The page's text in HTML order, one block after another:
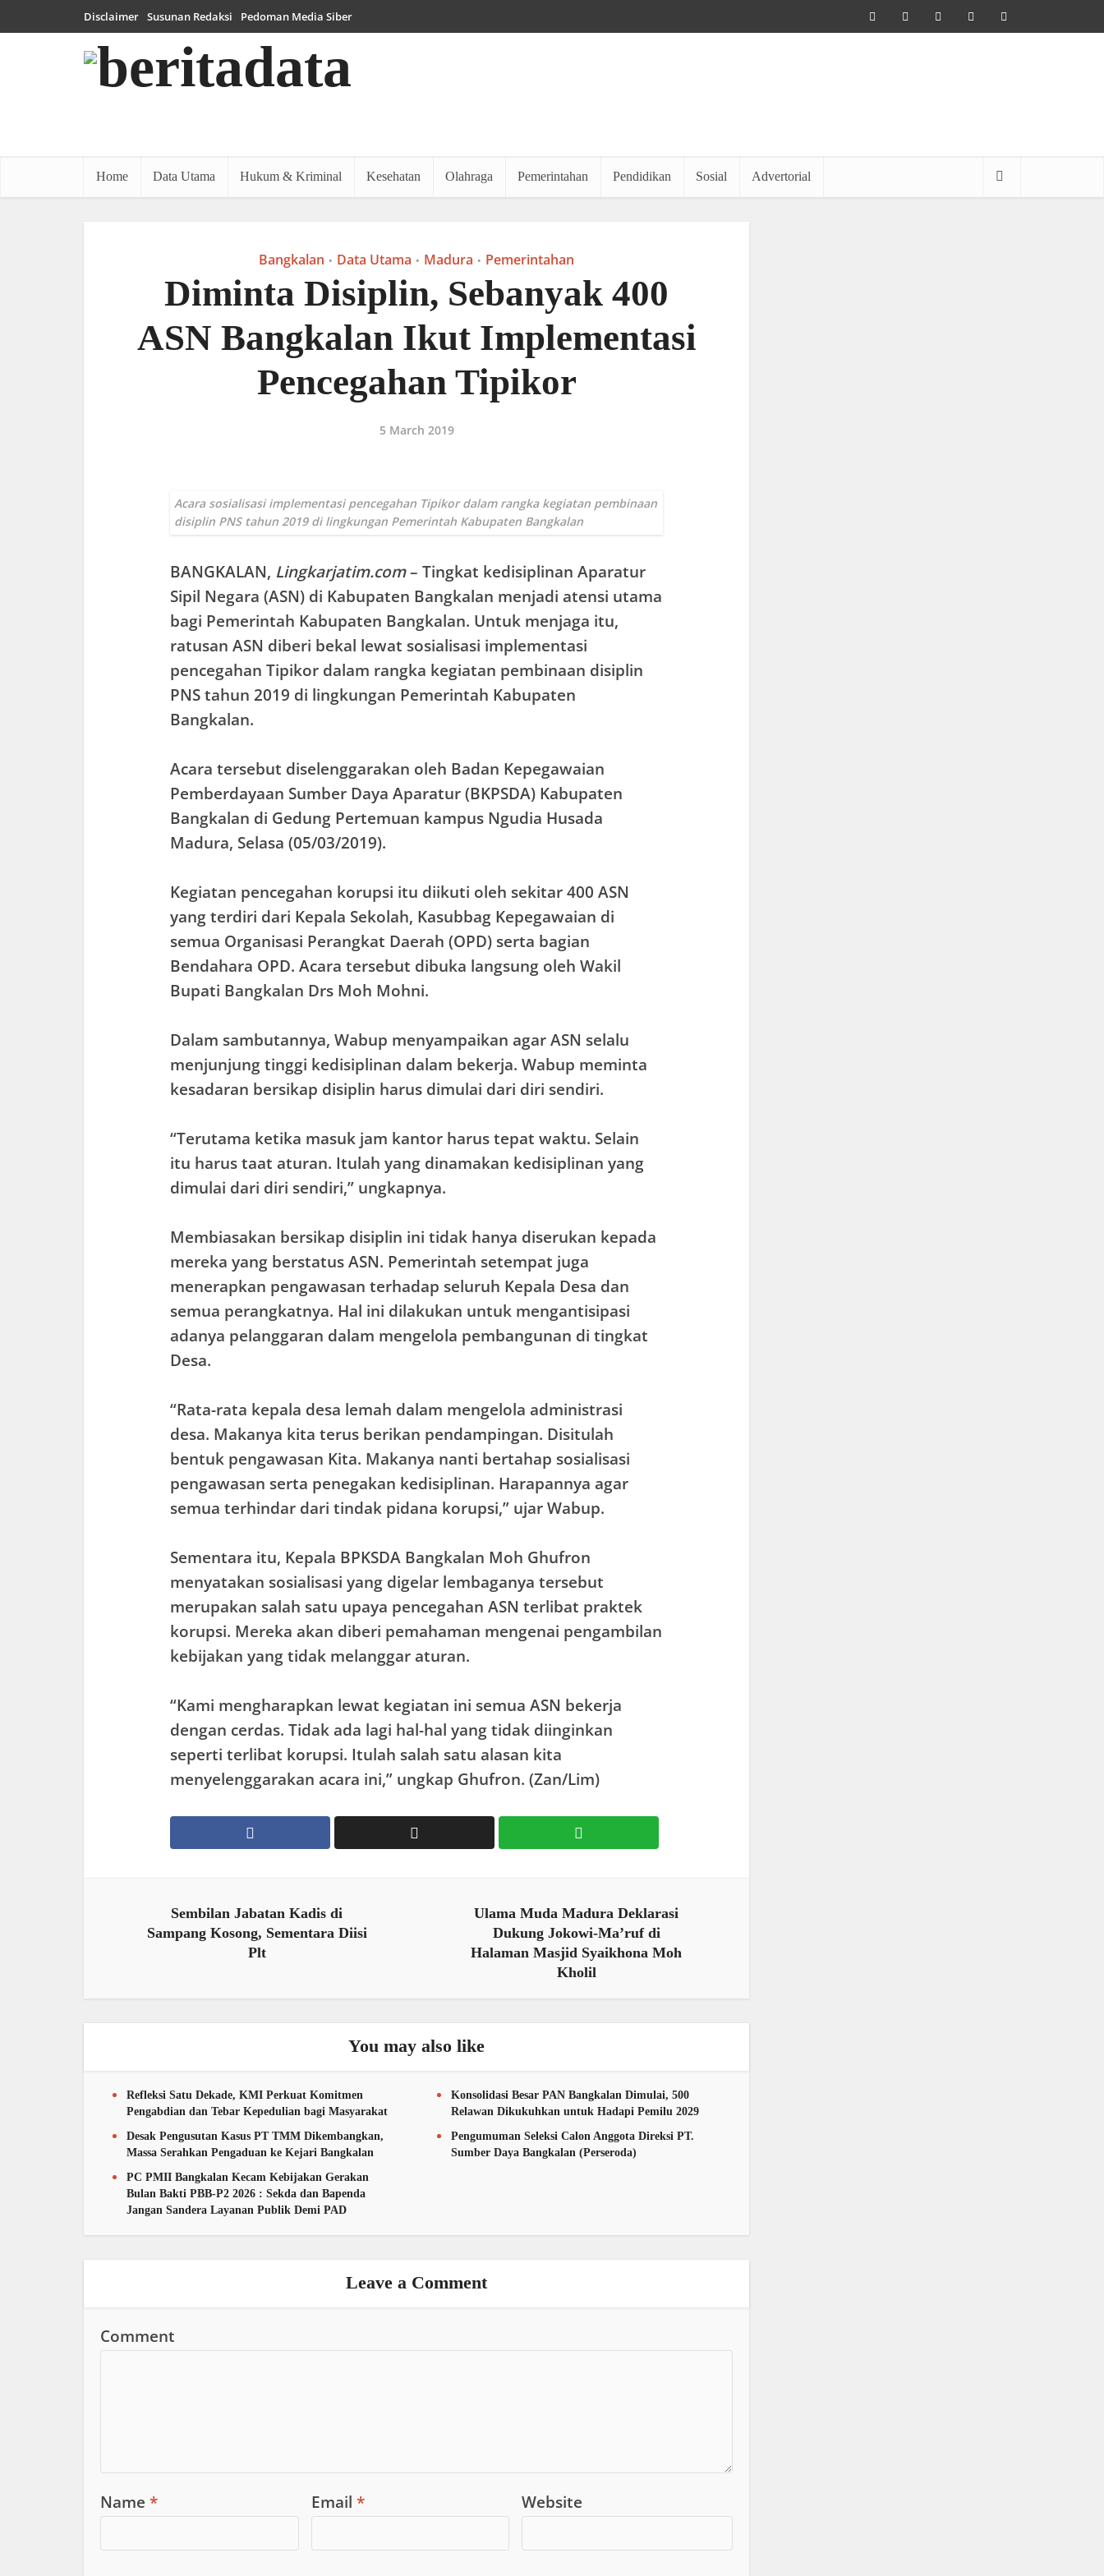
Disclaimer Susunan Redaksi Pedoman Media Siber
Home Data Utama Hukum & Kriminal Kesehatan Olahraga Pemerintahan Pendidikan Sosial Advertorial
Bangkalan • Data Utama • Madura • Pemerintahan
Diminta Disiplin, Sebanyak 400
ASN Bangkalan Ikut Implementasi
Pencegahan Tipikor
5 March 2019
Acara sosialisasi implementasi pencegahan Tipikor dalam rangka kegiatan pembinaan
disiplin PNS tahun 2019 di lingkungan Pemerintah Kabupaten Bangkalan
BANGKALAN, Lingkarjatim.com– Tingkat kedisiplinan Aparatur
Sipil Negara (ASN) di Kabupaten Bangkalan menjadi atensi utama
bagi Pemerintah Kabupaten Bangkalan. Untuk menjaga itu,
ratusan ASN diberi bekal lewat sosialisasi implementasi
pencegahan Tipikor dalam rangka kegiatan pembinaan disiplin
PNS tahun 2019 di lingkungan Pemerintah Kabupaten
Bangkalan.
Acara tersebut diselenggarakan oleh Badan Kepegawaian
Pemberdayaan Sumber Daya Aparatur (BKPSDA) Kabupaten
Bangkalan di Gedung Pertemuan kampus Ngudia Husada
Madura, Selasa (05/03/2019).
Kegiatan pencegahan korupsi itu diikuti oleh sekitar 400 ASN
yang terdiri dari Kepala Sekolah, Kasubbag Kepegawaian di
semua Organisasi Perangkat Daerah (OPD) serta bagian
Bendahara OPD. Acara tersebut dibuka langsung oleh Wakil
Bupati Bangkalan Drs Moh Mohni.
Dalam sambutannya, Wabup menyampaikan agar ASN selalu
menjunjung tinggi kedisiplinan dalam bekerja. Wabup meminta
kesadaran bersikap disiplin harus dimulai dari diri sendiri.
“Terutama ketika masuk jam kantor harus tepat waktu. Selain
itu harus taat aturan. Itulah yang dinamakan kedisiplinan yang
dimulai dari diri sendiri,” ungkapnya.
Membiasakan bersikap disiplin ini tidak hanya diserukan kepada
mereka yang berstatus ASN. Pemerintah setempat juga
menerapkan pengawasan terhadap seluruh Kepala Desa dan
semua perangkatnya. Hal ini dilakukan untuk mengantisipasi
adanya pelanggaran dalam mengelola pembangunan di tingkat
Desa.
“Rata-rata kepala desa lemah dalam mengelola administrasi
desa. Makanya kita terus berikan pendampingan. Disitulah
bentuk pengawasan Kita. Makanya nanti bertahap sosialisasi
pengawasan serta penegakan kedisiplinan. Harapannya agar
semua terhindar dari tindak pidana korupsi,” ujar Wabup.
Sementara itu, Kepala BPKSDA Bangkalan Moh Ghufron
menyatakan sosialisasi yang digelar lembaganya tersebut
merupakan salah satu upaya pencegahan ASN terlibat praktek
korupsi. Mereka akan diberi pemahaman mengenai pengambilan
kebijakan yang tidak melanggar aturan.
“Kami mengharapkan lewat kegiatan ini semua ASN bekerja
dengan cerdas. Tidak ada lagi hal-hal yang tidak diinginkan
seperti terlibat korupsi. Itulah salah satu alasan kita
menyelenggarakan acara ini,” ungkap Ghufron. (Zan/Lim)
Sembilan Jabatan Kadis di
Sampang Kosong, Sementara Diisi
Plt
Ulama Muda Madura Deklarasi
Dukung Jokowi-Ma’ruf di
Halaman Masjid Syaikhona Moh
Kholil
You may also like
Refleksi Satu Dekade, KMI Perkuat Komitmen
Pengabdian dan Tebar Kepedulian bagi Masyarakat
Konsolidasi Besar PAN Bangkalan Dimulai, 500
Relawan Dikukuhkan untuk Hadapi Pemilu 2029
Desak Pengusutan Kasus PT TMM Dikembangkan,
Massa Serahkan Pengaduan ke Kejari Bangkalan
Pengumuman Seleksi Calon Anggota Direksi PT.
Sumber Daya Bangkalan (Perseroda)
PC PMII Bangkalan Kecam Kebijakan Gerakan
Bulan Bakti PBB-P2 2026 : Sekda dan Bapenda
Jangan Sandera Layanan Publik Demi PAD
Leave a Comment
Comment
Name * Email * Website